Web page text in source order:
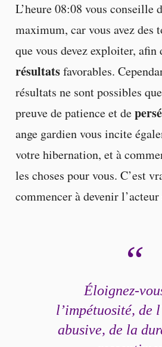
L’heure 08:08 vous conseille
maximum, car vous avez des
que vous devez exploiter, afin
résultatsfavorables.
résultats ne sont possibles
preuve de patience et de
ange gardien vous incite
votre hibernation, et à
les choses pour vous. C’est
commencer à devenir
Éloignez-
l’impétuosité, de
abusive, de la